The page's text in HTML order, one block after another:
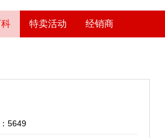
特卖活动 经销商
5649